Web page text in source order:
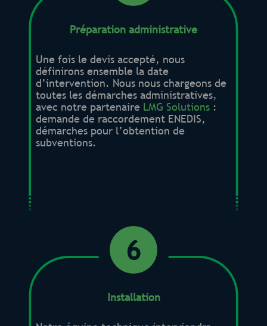
Préparation administrative
Une fois le devis accepté, nous
définirons ensemble la date
d’intervention. Nous nous chargeons de
toutes les démarches administratives,
avec notre partenaire LMG Solutions :
demande de raccordement ENEDIS,
démarches pour l’obtention de
subventions.
6
Installation